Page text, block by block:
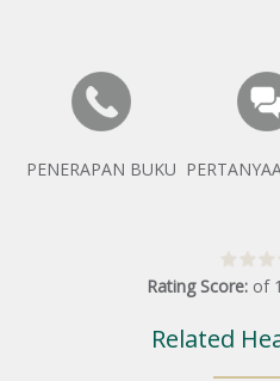
PENERAPAN BUKU
Rating Score: of
Related